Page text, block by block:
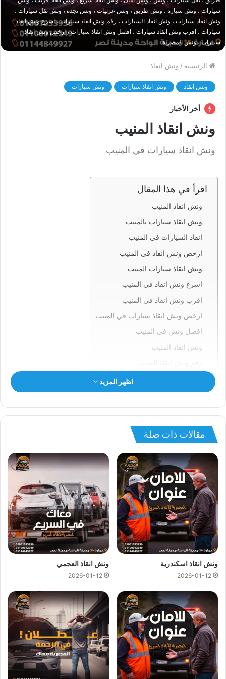
سيارات ، ونش سيارة ، ونش طريق ، ونش عربيات ، ونش نجدة ، ونش نقل سيارات ،
ونش انقاذ سيارات ، ونش انقاذ السيارات ، رقم ونش انقاذ سيارات ، اسرع ونش انقاذ
سيارات ، اقرب ونش انقاذ سيارات ، افضل ونش انقاذ سيارات ، ارخص ونش انقاذ
سيارات ، ونش المصرية
الرئيسية / ونش انقاذ
ونش انقاذ ونش انقاذ سيارات ونش سيارات
أخر الأخبار
ونش انقاذ المنيب
ونش انقاذ سيارات في المنيب
اقرأ في هذا المقال
ونش انقاذ المنيب
ونش انقاذ سيارات بالمنيب
انقاذ السيارات في المنيب
ارخص ونش انقاذ في المنيب
ونش انقاذ سيارات المنيب
اسرع ونش انقاذ في المنيب
اقرب ونش انقاذ في المنيب
ارخص ونش انقاذ سيارات في المنيب
افضل ونش في المنيب
ونش انقاذ المنيب
ونش سيارات المنيب
انقاذ السيارات بالمنيب
ونش انقاذ المنيب
ونش المنيب
ونش انقاذ المنيب
ونش انقاذ المنيب اسرع و ارخص ونش انقاذ
لأننا ارخص ونش انقاذفي المنيب ونتميز باننااسرع ونش انقاذفي
المنيب وسعر ونش انقاذثابت لدينا ولن يتم مطالبتك بأي رسوم
إضافية أو إكرامية لان اسعار ونش انقاذ سياراتلدينا تعتبر رمزية
لأننا نمتلكونش انقاذ قريبونقدم خدماتنا بارخص سعر و بأعلى
اقرب ونش انقاذفي المنيب ،فريق المساعدة على اتم الاستعداد
وجاهز دائما لمساعدتك في اي وقت خلال النهار او الليل لمساعدتك
تشمل خدمات الانقاذ السريع للسيارات في المنيب علي ما يلي:
انقاذالسيارات
نقل السيارات
اظهر المزيد
مقالات ذات صلة
ونش انقاذ اسكندرية
2026-01-12
ونش انقاذ العجمي
2026-01-12